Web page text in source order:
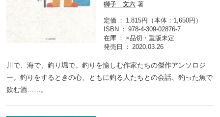
獅子 文六 著
定価
1,815円（本体：1,650円）
ISBN
978-4-309-02876-7
在庫
×品切・重版未定
発売日
2020.03.26
川で、海で、釣り堀で。釣りを愉しむ作家たちの傑作アンソロジ
ー。釣りをするときの心、ともに釣る人たちとの会話、釣った魚で
飲む酒……。